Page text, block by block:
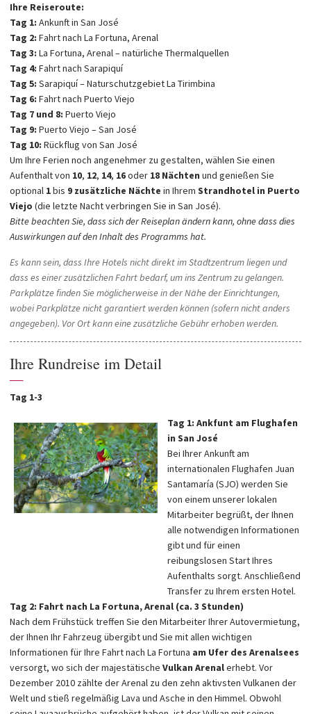
Ihre Reiseroute:
Tag 1: Ankunft in San José
Tag 2: Fahrt nach La Fortuna, Arenal
Tag 3: La Fortuna, Arenal – natürliche Thermalquellen
Tag 4: Fahrt nach Sarapiquí
Tag 5: Sarapiquí – Naturschutzgebiet La Tirimbina
Tag 6: Fahrt nach Puerto Viejo
Tag 7 und 8: Puerto Viejo
Tag 9: Puerto Viejo – San José
Tag 10: Rückflug von San José
Um Ihre Ferien noch angenehmer zu gestalten, wählen Sie einen
Aufenthalt von 10, 12, 14, 16oder 18 Nächten und genießen Sie
optional 1bis 9 zusätzliche Nächte in Ihrem Strandhotel in Puerto
Viejo (die letzte Nacht verbringen Sie in San José).
Bitte beachten Sie, dass sich der Reiseplan ändern kann, ohne dass dies
Auswirkungen auf den Inhalt des Programms hat.
Es kann sein, dass Ihre Hotels nicht direkt im Stadtzentrum liegen und
dass es einer zusätzlichen Fahrt bedarf, um ins Zentrum zu gelangen.
Parkplätze finden Sie möglicherweise in der Nähe der Einrichtungen,
wobei Parkplätze nicht garantiert werden können (sofern nicht anders
angegeben). Vor Ort kann eine zusätzliche Gebühr erhoben werden.
Ihre Rundreise im Detail
—
Tag 1-3
Tag 1: Ankfunt am Flughafen
in San José
Bei Ihrer Ankunft am
internationalen Flughafen Juan
Santamaría (SJO) werden Sie
von einem unserer lokalen
Mitarbeiter begrüßt, der Ihnen
alle notwendigen Informationen
gibt und für einen
reibungslosen Start Ihres
Aufenthalts sorgt. Anschließend
Transfer zu Ihrem ersten Hotel.
Tag 2: Fahrt nach La Fortuna, Arenal (ca. 3 Stunden)
Nach dem Frühstück treffen Sie den Mitarbeiter Ihrer Autovermietung,
der Ihnen Ihr Fahrzeug übergibt und Sie mit allen wichtigen
Informationen für Ihre Fahrt nach La Fortuna am Ufer des Arenalsees
versorgt, wo sich der majestätische Vulkan Arenalerhebt. Vor
Dezember 2010 zählte der Arenal zu den zehn aktivsten Vulkanen der
Welt und stieß regelmäßig Lava und Asche in den Himmel. Obwohl